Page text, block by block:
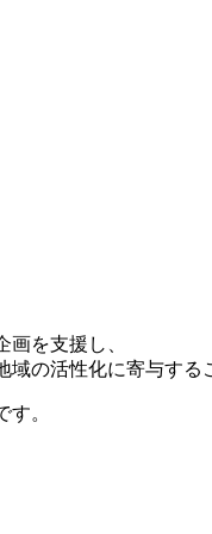
を支援し、
域の活性化に寄与する
。